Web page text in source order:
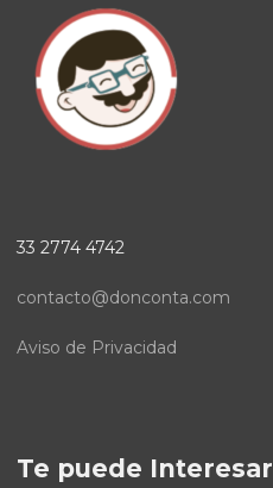
33 2774 4742
contacto@donconta.com
Aviso de Privacidad
Te puede Interesar